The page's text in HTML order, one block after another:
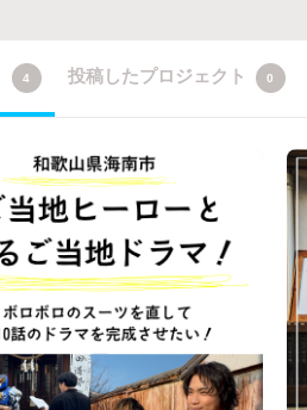
4 投稿したプロジェクト 0